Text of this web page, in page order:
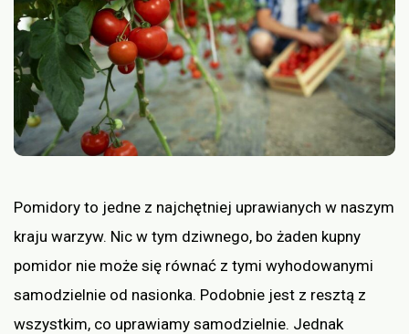
Pomidory to jedne z najchętniej uprawianych w naszym
kraju warzyw. Nic w tym dziwnego, bo żaden kupny
pomidor nie może się równać z tymi wyhodowanymi
samodzielnie od nasionka. Podobnie jest z resztą z
wszystkim, co uprawiamy samodzielnie. Jednak